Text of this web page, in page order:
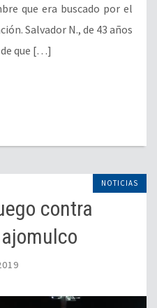
que era buscado por el
Salvador N., de 43 años
que […]
NOTICIAS
contra